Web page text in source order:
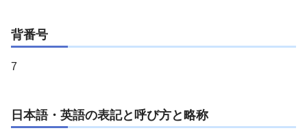
背番号
7
日本語・英語の表記と呼び方と略称